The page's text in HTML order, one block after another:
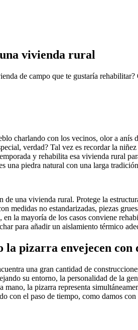
vivienda rural
de campo que te gustaría
charlando con los vecinos, olor a
verdad? Tal vez es recordar la
y rehabilita esa vivienda rural
una piedra natural con una larga
una vivienda rural. Protege la
medidas no estandarizadas, piezas
la mayoría de los casos conviene
para añadir un aislamiento térmico
la pizarra envejecen
una gran cantidad de
su entorno, la personalidad de la
la pizarra representa
con el paso de tiempo, como damos